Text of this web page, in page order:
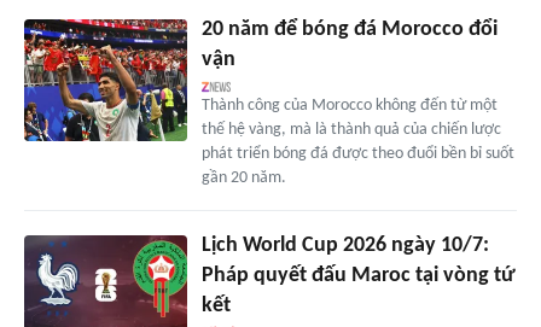
20 năm để bóng đá Morocco đổi
vận
Thành công của Morocco không đến từ một
thế hệ vàng, mà là thành quả của chiến lược
phát triển bóng đá được theo đuổi bền bỉ suốt
gần 20 năm.
Lịch World Cup 2026 ngày 10/7:
Pháp quyết đấu Maroc tại vòng tứ
kết